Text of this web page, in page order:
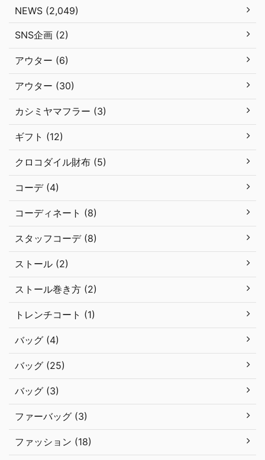
NEWS (2,049)
SNS企画 (2)
アウター (6)
アウター (30)
カシミヤマフラー (3)
ギフト (12)
クロコダイル財布 (5)
コーデ (4)
コーディネート (8)
スタッフコーデ (8)
ストール (2)
ストール巻き方 (2)
トレンチコート (1)
バッグ (4)
バッグ (25)
バッグ (3)
ファーバッグ (3)
ファッション (18)